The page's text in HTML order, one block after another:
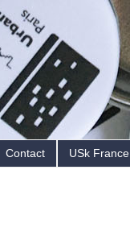
Contact USk France